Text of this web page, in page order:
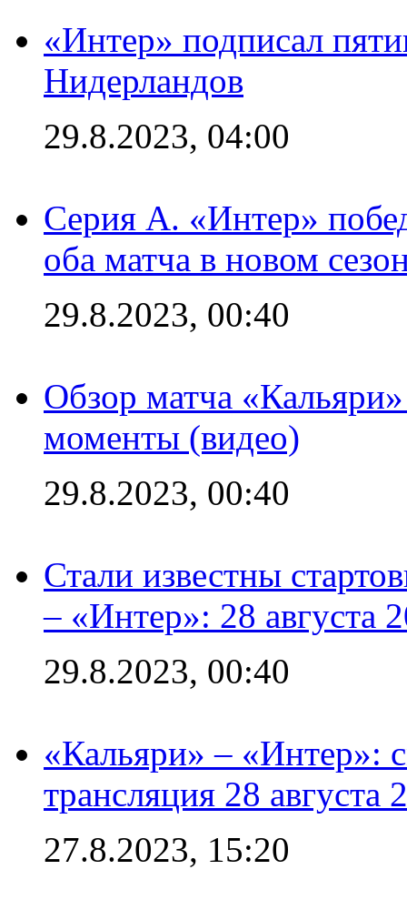
«Интер» подписал
Нидерландов
29.8.2023, 04:00
Серия А. «Интер»
оба матча в новом
29.8.2023, 00:40
Обзор матча
моменты (видео)
29.8.2023, 00:40
Стали известны
– «Интер»: 28 августа
29.8.2023, 00:40
«Кальяри» – «Интер»:
трансляция 28 августа
27.8.2023, 15:20